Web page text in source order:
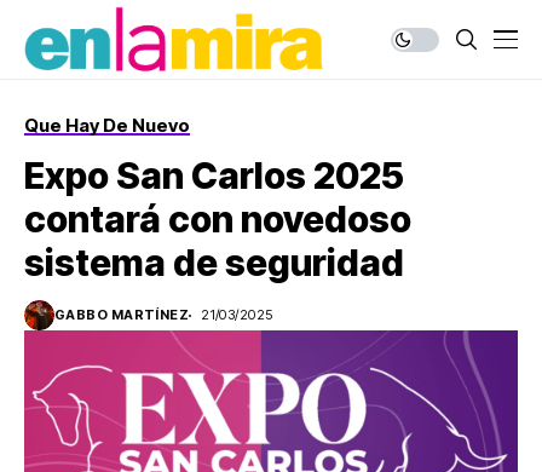
Que Hay De Nuevo
Expo San Carlos 2025
contará con novedoso
sistema de seguridad
GABBO MARTÍNEZ 21/03/2025